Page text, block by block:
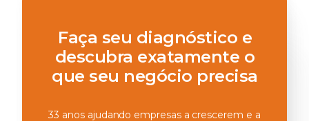
Faça seu diagnóstico e
descubra exatamente o
que seu negócio precisa
33 anos ajudando empresas a crescerem e a